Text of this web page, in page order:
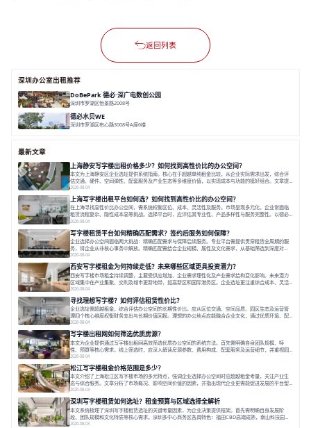
返回列表
深圳办公室出租推荐
DoBePark 德必·深广电数创公园
深圳市罗湖区怡景路2008号
德必水贝WE
深圳市罗湖区布心路3008号A座6楼
最新文章
上海静安写字楼出租价格多少？如何找到高性价比的办公空间？
本文为上海静安区企业选址提供系统指南。核心在于超越单纯租金比较，从企业实际需求出发，综合评
估交通、硬件、空间弹性、配套服务及产业生态等多维度价值，以实现成本与功能的挺好组合。文章提
出打破固定工位思维，采用精装灵活空间与共享配套以提升性价比，并通过不同规模企业的实际案例加
以说明。之后指出，专业运营服务商提供的稳定环境、社群活动与产业集聚等增值服务，是很大化空间
价值、助力企业成长的关键。对于许多在
2026-08-04
上海写字楼出租平台如何选？如何找到高性价比的办公空间？
在上海寻找高性价比办公空间，需系统权衡区位、成本、灵活性及服务。市场呈现多元化，企业常面临
租赁流程复杂、隐性成本高等挑战。选择平台时，应评估其专业性、产品多样性与服务完整性。以德必
为例，其提供从空间到生态的解决方案，通过特色园区、灵活产品和丰富配套，满足不同企业需求。企
业应明确自身需求，实地考察，选择能支持长期发展、提升竞争力的办公空间。在上海寻找合适的办公
空间，对于企业行政负责人、中小企业主
2026-08-04
写字楼租赁平台如何精确匹配需求？签约后服务如何保障？
企业选择办公空间面临两大挑战：精确匹配需求与保障后续服务。专业平台需提供贯穿租赁全周期的服
务，将企业从非核心事务中解放。精确匹配需结合企业规模、属性及文化需求，从基础筛选到深度对
接；签约后则需构建覆盖硬件运维、共享配套及专业物业的全周期保障体系。德必集团通过标准化服务
与个性化运营结合，以全国布局和产业生态圈为企业提供稳定支持，体现了从信息撮合到深度服务的能
力转变。在为企业寻找办公空间的过程中，
2026-08-04
西安写字楼租金为何持续走低？未来哪些区域更具投资潜力？
西安写字楼市场租金持续调整，主要受供应增加、企业需求理性化及产业需求结构变化影响。未来潜力
区域集中在产业集聚、交利及城市更新地带，如高新区和国际港务区。企业选址更注重综合成本、灵活
性与员工体验，倾向于提供全包式服务的办公空间。专业运营方通过空间优化与社群服务，助力企业成
长，推动市场向多元化、高性价比方向发展。近年来，西安写字楼市场呈现出租金持续调整的态势，这
一现象引发了的广泛关注。作为西部重要
2026-08-04
寻找理想写字楼？如何评估租赁性价比？
企业选址需超越租金，综合评估办公空间的长期性价比。应从区位交通、空间品质、园区生态及运营管
理四个核心维度权衡财务支出与长期价值回报。理想的办公地点应能融合企业文化，通过优质环境、配
套服务及社群资源赋能业务增长，实现成本与价值的平衡。对于许多正在成长或寻求稳定发展的企业而
言，寻找一处合适的办公空间是一项至关重要的决策。这不仅关系到团队的日常工作效率与协作氛围，
更直接影响着企业的品牌形象、运营成本
2026-08-04
写字楼出租网如何筛选优质房源？
本文为企业提供通过写字楼出租网高效筛选优质办公空间的系统方法。首先需明确自身团队规模、特
性、预算等核心需求。线上筛选时，应深入解读房源参数、费用构成、配套服务及运营细节，并重视园
区产业生态与交通区位价值。同时，需考察运营方的品牌背景与持续服务能力。完成线上初选后，必须
进行线下实地验证，核对空间实景、测试设施、感受园区氛围并确认合同条款，从而做出精确决策。在
数字化时代，写字楼出租网已成为企业寻找
2026-08-04
松江写字楼租金价格范围是多少？
本文介绍了上海松江区写字楼市场的多元特点，强调企业选择办公空间时应超越租金考量，关注产业生
态与综合服务。文章分析了市场概况、影响空间价值的因素，并指出现代企业更需能促进发展的平台型
空间。之后，以德必集团为例，说明运营方如何通过构建服务生态助力企业成长，建议企业系统评估需
求与长期价值，选择匹配的发展载体。对于许多寻求在上海松江区设立或扩展办公空间的企业而言，了
解该区域的写字楼市场概况是决策的首先
2026-08-03
深圳写字楼租赁如何选址？租金预算与区域选择全解析
本文系统梳理了深圳写字楼租赁选址的关键考量因素，为企业决策提供框架。首先需明确自身发展阶
段、团队规模和文化特质等核心需求。深圳多中心商务区各具特色：福田CBD高端成熟，南山科技园创
新活力强，前海具政策优势。除传统写字楼外，创意产业园注重生态与社群，适合文创、科技类企业。
2026-08-03